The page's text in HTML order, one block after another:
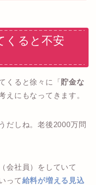
くると不安
くると徐々に「貯金な
えにもなってきます。
だしね。老後2000万問
会社員）をしていて
って給料が増える見込